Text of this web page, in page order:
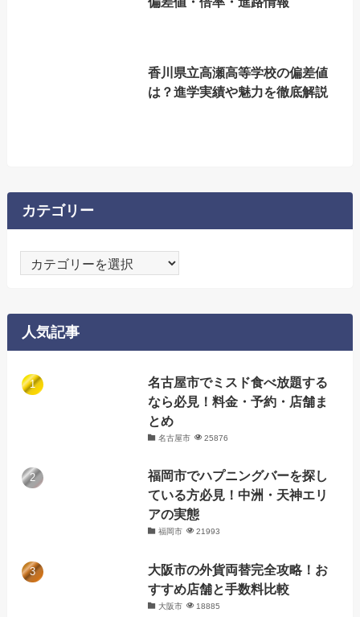
香川県立高瀬高等学校の偏差値
は？進学実績や魅力を徹底解説
カテゴリー
テ
ー
人気記事
名古屋市でミスド食べ放題する
なら必見！料金・予約・店舗ま
とめ
名古屋市 25876
福岡市でハプニングバーを探し
ている方必見！中洲・天神エリ
アの実態
福岡市 21993
大阪市の外貨両替完全攻略！お
すすめ店舗と手数料比較
大阪市 18885